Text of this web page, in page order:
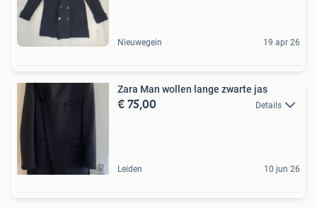
Nieuwegein 19 apr 26
Zara Man wollen lange zwarte jas
€ 75,00 Details
Leiden 10 jun 26